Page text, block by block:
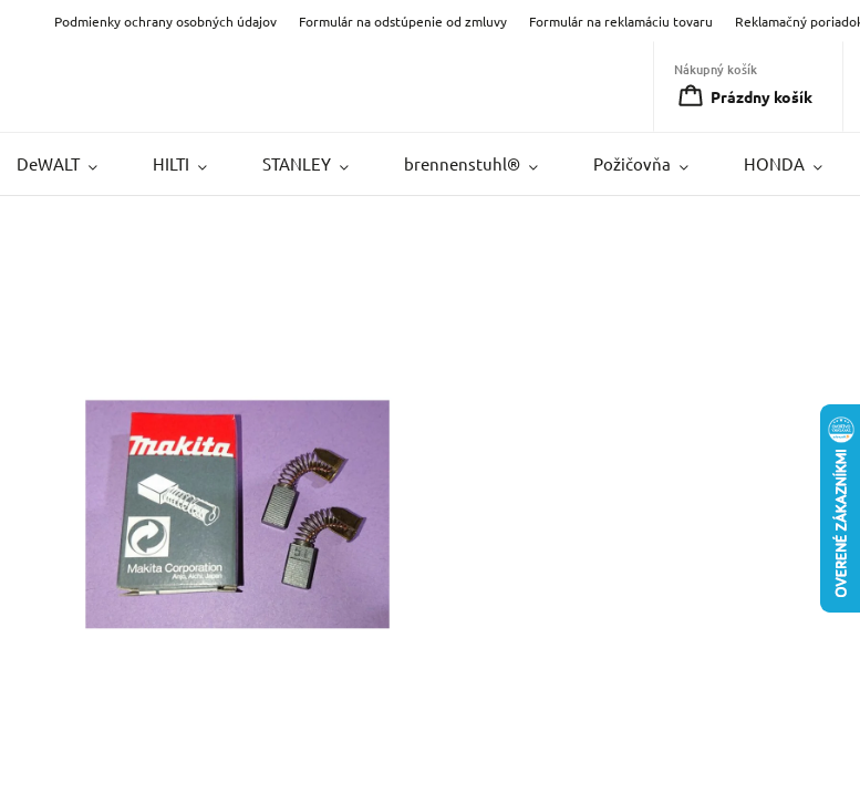
Podmienky ochrany osobných údajov Formulár na odstúpenie od zmluvy Formulár na reklamáciu tovaru Reklamačný
Nákupný košík
Prázdny košík
DeWALT HILTI STANLEY brennenstuhl® Požičovňa HONDA